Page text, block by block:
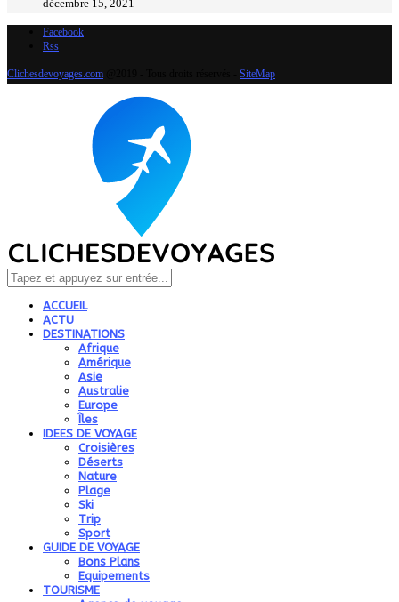
décembre 15, 2021
Facebook
Rss
Clichesdevoyages.com SiteMap
ACCUEIL
ACTU
DESTINATIONS
Afrique
Amérique
Asie
Australie
Europe
Îles
IDEES DE VOYAGE
Croisières
Déserts
Nature
Plage
Ski
Trip
Sport
GUIDE DE VOYAGE
Bons Plans
Equipements
TOURISME